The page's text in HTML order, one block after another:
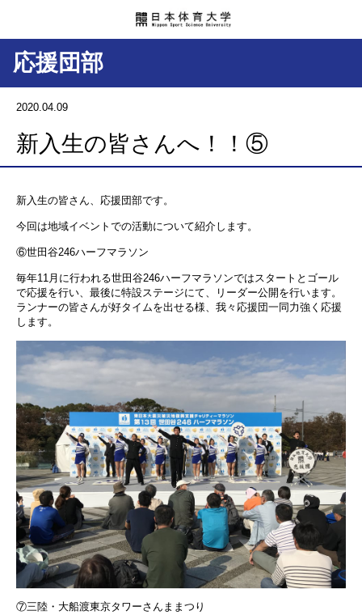
応援団部
2020.04.09
新入生の皆さんへ！！⑤
新入生の皆さん、応援団部です。
今回は地域イベントでの活動について紹介します。
⑥世田谷246ハーフマラソン
毎年11月に行われる世田谷246ハーフマラソンではスタートとゴール
で応援を行い、最後に特設ステージにて、リーダー公開を行います。
ランナーの皆さんが好タイムを出せる様、我々応援団一同力強く応援
します。
⑦三陸・大船渡東京タワーさんままつり